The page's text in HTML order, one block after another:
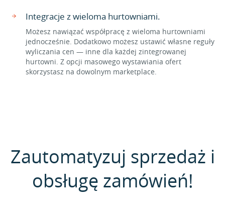
Integracje z wieloma hurtowniami.
Możesz nawiązać współpracę z wieloma hurtowniami
jednocześnie. Dodatkowo możesz ustawić własne reguły
wyliczania cen — inne dla każdej zintegrowanej
hurtowni. Z opcji masowego wystawiania ofert
skorzystasz na dowolnym marketplace.
Zautomatyzuj sprzedaż i
obsługę zamówień!